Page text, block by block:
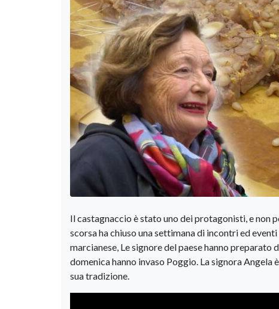
Il castagnaccio è stato uno dei protagonisti, e non
scorsa ha chiuso una settimana di incontri ed
marcianese, Le signore del paese hanno
domenica hanno invaso Poggio. La signora Angela
sua tradizione.